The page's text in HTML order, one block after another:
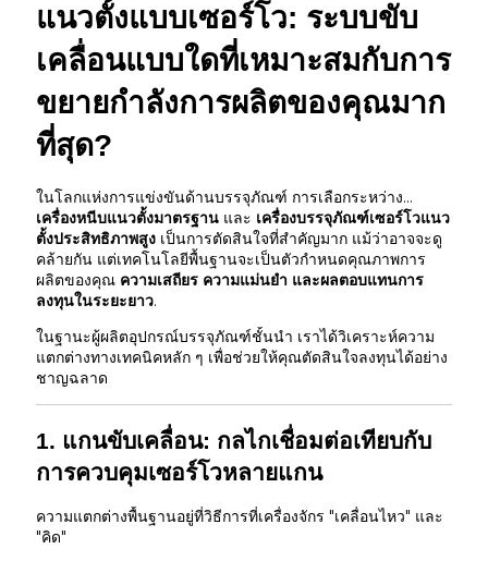
แนวตั้งแบบเซอร์โว: ระบบขับ
เคลื่อนแบบใดที่เหมาะสมกับการ
ขยายกำลังการผลิตของคุณมาก
ที่สุด?
ในโลกแห่งการแข่งขันด้านบรรจุภัณฑ์ การเลือกระหว่าง...
เครื่องหนีบแนวตั้งมาตรฐาน และ เครื่องบรรจุภัณฑ์เซอร์โวแนว
ตั้งประสิทธิภาพสูง เป็นการตัดสินใจที่สำคัญมาก แม้ว่าอาจจะดู
คล้ายกัน แต่เทคโนโลยีพื้นฐานจะเป็นตัวกำหนดคุณภาพการ
ผลิตของคุณ ความเสถียร ความแม่นยำ และผลตอบแทนการ
ลงทุนในระยะยาว.
ในฐานะผู้ผลิตอุปกรณ์บรรจุภัณฑ์ชั้นนำ เราได้วิเคราะห์ความ
แตกต่างทางเทคนิคหลัก ๆ เพื่อช่วยให้คุณตัดสินใจลงทุนได้อย่าง
ชาญฉลาด
1. แกนขับเคลื่อน: กลไกเชื่อมต่อเทียบกับ
การควบคุมเซอร์โวหลายแกน
ความแตกต่างพื้นฐานอยู่ที่วิธีการที่เครื่องจักร "เคลื่อนไหว" และ
"คิด"